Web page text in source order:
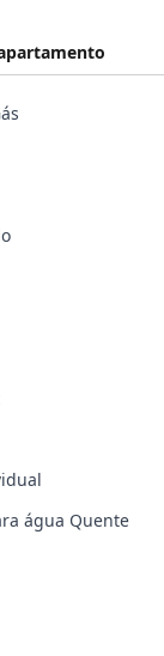
água Quente